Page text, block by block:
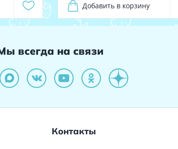
Добавить в корзину
всегда на связи
Контакты